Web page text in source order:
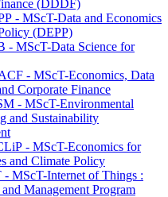
(DDDF)
- MScT-Data and Economics
(DEPP)
- MScT-Data Science for
- MScT-Economics, Data
Corporate Finance
- MScT-Environmental
and Sustainability
- MScT-Economics for
and Climate Policy
MScT-Internet of Things :
Management Program